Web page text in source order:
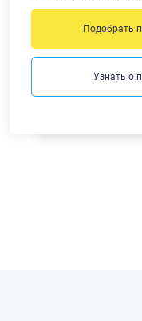
Подобрать
Узнать о